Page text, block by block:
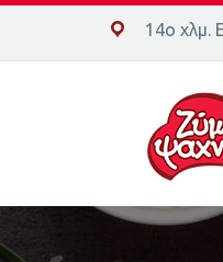
14ο χλμ. Ε.Ο.
14ο χλμ.